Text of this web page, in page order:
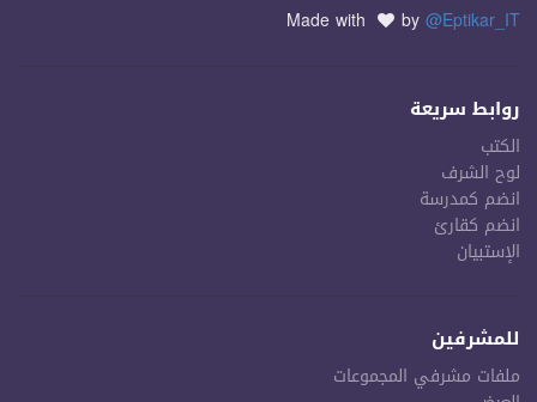
Made with by@Eptikar_IT
روابط سريعة
الكتب
لوح الشرف
انضم كمدرسة
انضم كقارئ
الإستبيان
للمشرفين
ملفات مشرفي المجموعات